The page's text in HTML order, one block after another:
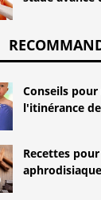
Conseils
l'itinérance
Recettes
aphrodisiaque